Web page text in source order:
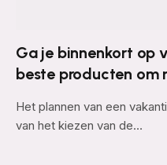
Ga je binnenkort op
beste producten om
Het plannen van een
van het kiezen van de…